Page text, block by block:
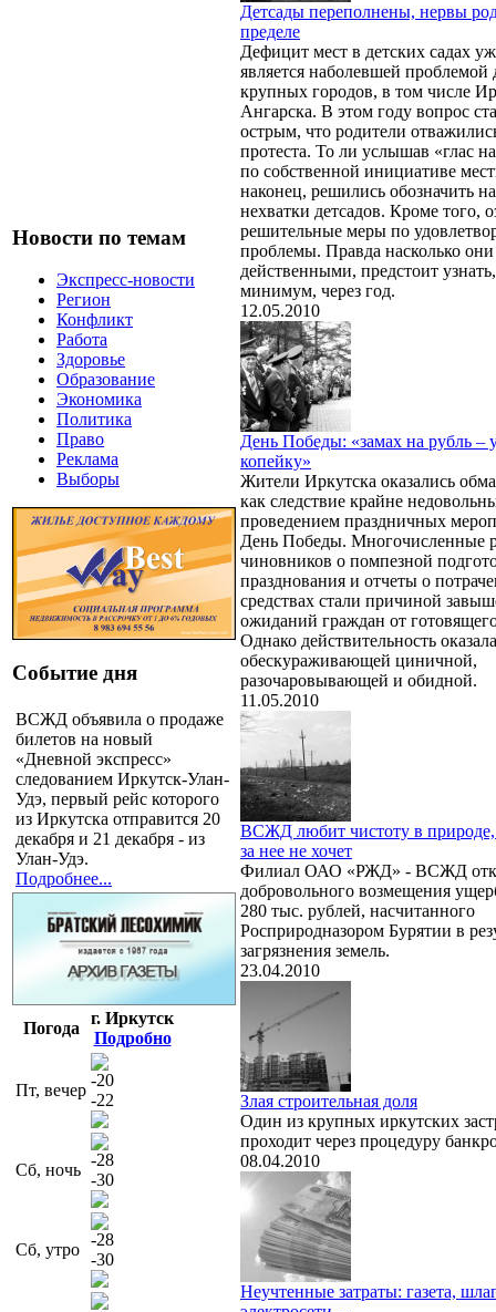
Новости по темам
Экспресс-новости
Регион
Конфликт
Работа
Здоровье
Образование
Экономика
Политика
Право
Реклама
Выборы
Событие дня
ВСЖД объявила о продаже
билетов на новый
«Дневной экспресс»
следованием Иркутск-Улан-
Удэ, первый рейс которого
из Иркутска отправится 20
декабря и 21 декабря - из
Улан-Удэ.
Подробнее...
Погода
г. Иркутск
Подробно
Пт, вечер
-20
-22
Сб, ночь
-28
-30
Сб, утро
-28
-30
Детсады переполнены, нервы
пределе
Дефицит мест в детских садах
является наболевшей проблемой
крупных городов, в том числе
Ангарска. В этом году вопрос
острым, что родители
протеста. То ли услышав «глас
по собственной инициативе
наконец, решились обозначить
нехватки детсадов. Кроме того,
решительные меры по
проблемы. Правда насколько
действенными, предстоит
минимум, через год.
12.05.2010
День Победы: «замах на рубль –
копейку»
Жители Иркутска оказались
как следствие крайне
проведением праздничных
День Победы. Многочисленные
чиновников о помпезной
празднования и отчеты о
средствах стали причиной
ожиданий граждан от
Однако действительность
обескураживающей циничной,
разочаровывающей и обидной.
11.05.2010
ВСЖД любит чистоту в природе,
за нее не хочет
Филиал ОАО «РЖД» - ВСЖД
добровольного возмещения
280 тыс. рублей, насчитанного
Росприродназором Бурятии в
загрязнения земель.
23.04.2010
Злая строительная доля
Один из крупных иркутских
проходит через процедуру
08.04.2010
Неучтенные затраты: газета,